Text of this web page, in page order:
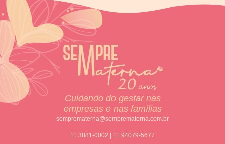
Cuidando do gestar nas
empresas e nas famílias
semprematerna@semprematerna.com.br
11 3881-0002 | 11 94079-5677